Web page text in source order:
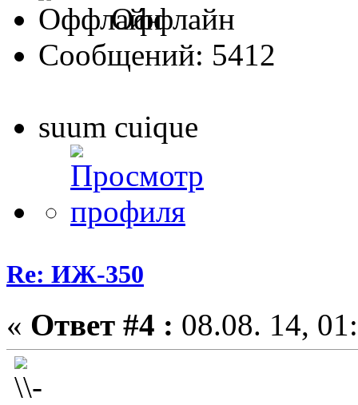
Оффлайн
Сообщений: 5412
suum cuique
Re: ИЖ-350
« Ответ #4 : 08.08. 14,